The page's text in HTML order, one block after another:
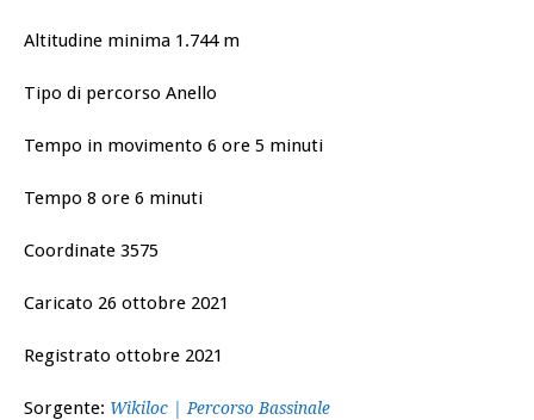
Altitudine minima 1.744 m
Tipo di percorso Anello
Tempo in movimento 6 ore 5 minuti
Tempo 8 ore 6 minuti
Coordinate 3575
Caricato 26 ottobre 2021
Registrato ottobre 2021
Sorgente: Wikiloc | Percorso Bassinale